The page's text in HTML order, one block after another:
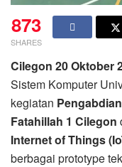
873
SHARES
Cilegon 20 Oktober
Sistem Komputer
kegiatan
Fatahillah 1 Cilegon
Internet of Things
berbagai prototype